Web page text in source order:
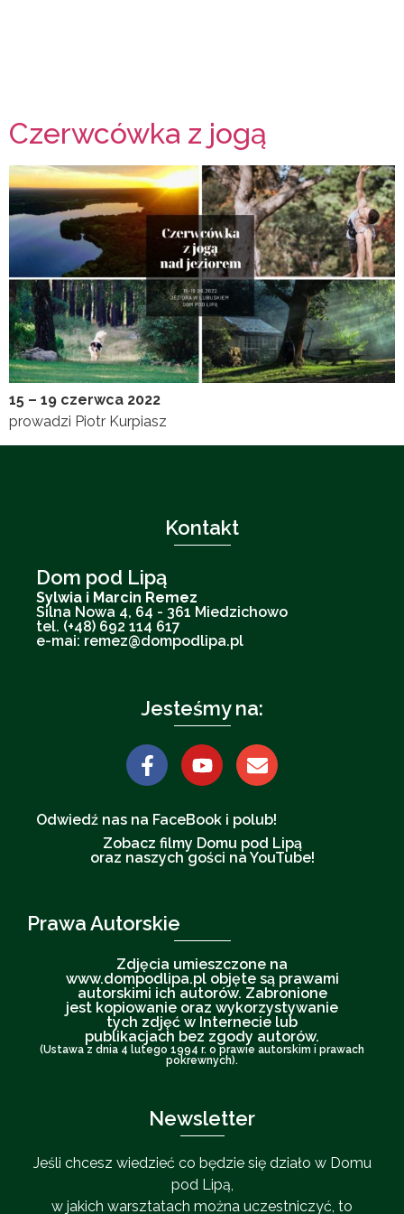
Czerwcówka z jogą
15 – 19 czerwca 2022
prowadzi Piotr Kurpiasz
Kontakt
Dom pod Lipą
Sylwia i Marcin Remez
Silna Nowa 4, 64 - 361 Miedzichowo
tel. (+48) 692 114 617
e-mai: remez@dompodlipa.pl
Jesteśmy na:
Odwiedź nas na FaceBook i polub!
Zobacz filmy Domu pod Lipą
oraz naszych gości na YouTube!
Prawa Autorskie
Zdjęcia umieszczone na
www.dompodlipa.pl objęte są prawami
autorskimi ich autorów. Zabronione
jest kopiowanie oraz wykorzystywanie
tych zdjęć w Internecie lub
publikacjach bez zgody autorów.
(Ustawa z dnia 4 lutego 1994 r. o prawie autorskim i prawach
pokrewnych).
Newsletter
Jeśli chcesz wiedzieć co będzie się działo w Domu
pod Lipą,
w jakich warsztatach można uczestniczyć, to